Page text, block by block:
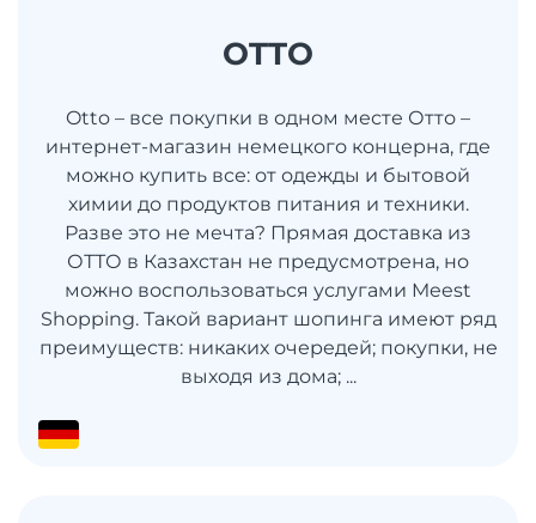
OTTO
Otto – все покупки в одном месте Отто –
интернет-магазин немецкого концерна, где
можно купить все: от одежды и бытовой
химии до продуктов питания и техники.
Разве это не мечта? Прямая доставка из
ОТТО в Казахстан не предусмотрена, но
можно воспользоваться услугами Meest
Shopping. Такой вариант шопинга имеют ряд
преимуществ: никаких очередей; покупки, не
выходя из дома; ...